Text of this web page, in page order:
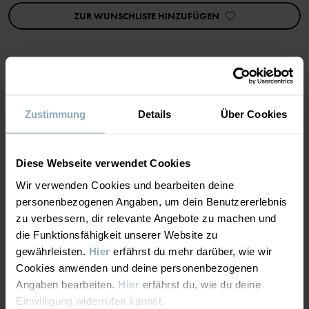
Zustimmung Details Über Cookies
Diese Webseite verwendet Cookies
Wir verwenden Cookies und bearbeiten deine
personenbezogenen Angaben, um dein Benutzererlebnis
zu verbessern, dir relevante Angebote zu machen und
die Funktionsfähigkeit unserer Website zu
gewährleisten. Hier erfährst du mehr darüber, wie wir
Cookies anwenden und deine personenbezogenen
Angaben bearbeiten. Hier erfährst du, wie du deine
Einwilligung widerrufen kannst.
Produkteigenschaften:
• Extra weiche, flache Nähte
Fabrik:
ZUR WUNSCHLISTE HINZUFÜGEN
MATERIAL & PFLEGEHINWEISE
95% Cotton Organic
5% Elastane
Pflegehinweise
WASCHEN
LIEFERUNG UND RÜCKSENDUNG
Lieferung & Rücksendung
Lieferung
DAS KÖNNTE DIR AUCH GEFALLEN